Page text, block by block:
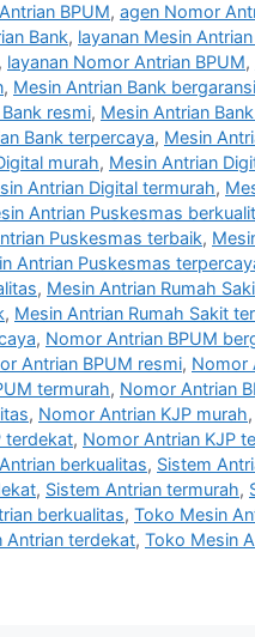
BPUM, agen Nomor
Bank, layanan Mesin
, layanan Nomor Antrian BPUM,
, Mesin Antrian Bank bergaransi
resmi, Mesin Antrian
Bank terpercaya, Mesin
murah, Mesin Antrian
Antrian Digital termurah,
Antrian Puskesmas
Puskesmas terbaik,
Antrian Puskesmas
, Mesin Antrian Rumah
, Mesin Antrian Rumah Sakit
, Nomor Antrian BPUM
Antrian BPUM resmi, Nomor
termurah, Nomor Antrian
, Nomor Antrian KJP murah,
terdekat, Nomor Antrian KJP
berkualitas, Sistem
, Sistem Antrian termurah,
berkualitas, Toko Mesin
Antrian terdekat, Toko Mesin